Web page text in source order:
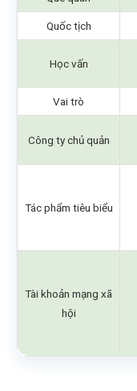
Quốc tịch
Học vấn
Vai trò
Công ty chủ quản
Tác phẩm tiêu biểu
Tài khoản mạng xã
hội